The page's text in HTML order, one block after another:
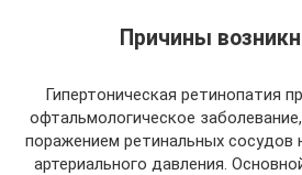
Причины
Гипертоническая ретинопатия
офтальмологическое
поражением ретинальных сосудов
артериального давления.